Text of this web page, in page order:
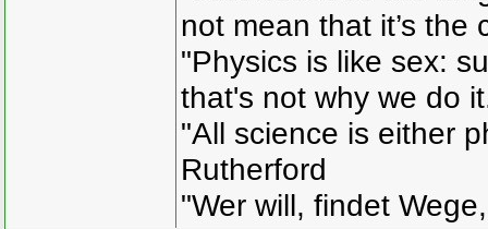
not mean that it’s the
"Physics is like sex:
that's not why we do
"All science is either
Rutherford
"Wer will, findet